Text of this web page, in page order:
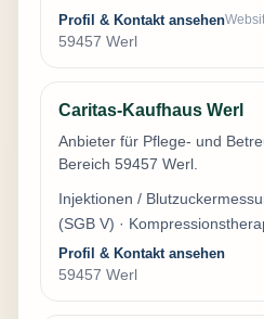
Profil & Kontakt ansehen
59457 Werl
Caritas-Kaufhaus Werl
Anbieter für Pflege- und
Bereich 59457 Werl.
Injektionen /
(SGB V) ·
Profil & Kontakt ansehen
59457 Werl